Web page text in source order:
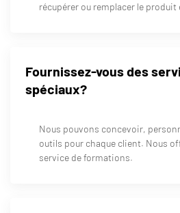
récupérer ou remplacer le produit
Fournissez-vous des
spéciaux?
Nous pouvons concevoir,
outils pour chaque client. Nous
service de formations.